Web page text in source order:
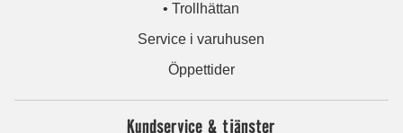
• Trollhättan
Service i varuhusen
Öppettider
Kundservice & tjänster